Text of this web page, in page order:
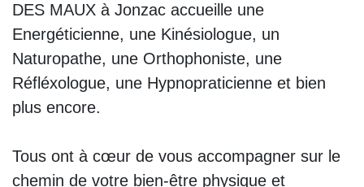
DES MAUX à Jonzac accueille une
Energéticienne, une Kinésiologue, un
Naturopathe, une Orthophoniste, une
Réfléxologue, une Hypnopraticienne et bien
plus encore.
Tous ont à cœur de vous accompagner sur le
chemin de votre bien-être physique et